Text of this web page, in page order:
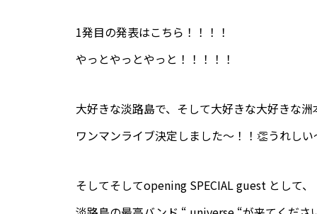
1発目の発表はこちら！！！！
やっとやっとやっと！！！！！
大好きな淡路島で、そして大好きな大好きな洲
ワンマンライブ決定しました〜！！👏うれしい
そしてそしてopening SPECIAL guest として、